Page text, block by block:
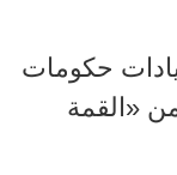
حكومات
«القمة